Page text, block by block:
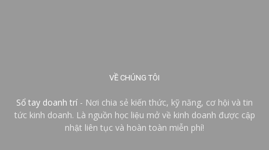
VỀ CHÚNG TÔI
Sổ tay doanh trí - Nơi chia sẻ kiến thức, kỹ năng, cơ hội và tin
tức kinh doanh. Là nguồn học liệu mở về kinh doanh được cập
nhật liên tục và hoàn toàn miễn phí!